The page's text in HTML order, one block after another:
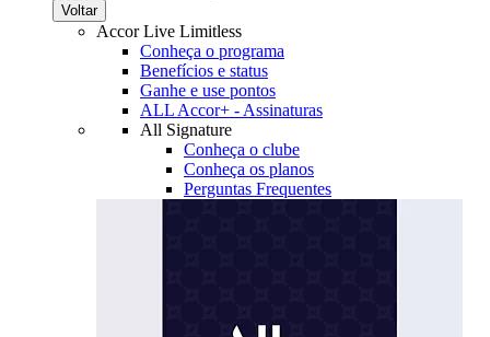
Voltar
Accor Live Limitless
Conheça o programa
Benefícios e status
Ganhe e use pontos
ALL Accor+ - Assinaturas
All Signature
Conheça o clube
Conheça os planos
Perguntas Frequentes